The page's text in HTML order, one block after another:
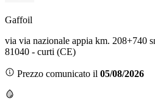
Gaffoil
via via nazionale appia km. 208+740
81040 - curti (CE)
Prezzo comunicato il 05/08/2026